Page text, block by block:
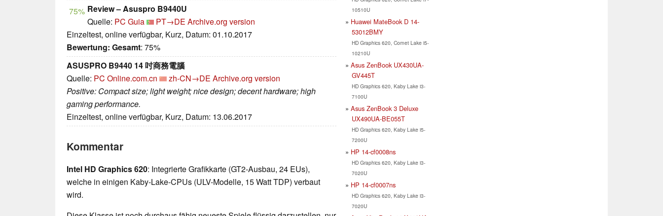
75% Review – Asuspro B9440U
Quelle: PC Guia PT→DE Archive.org version
Einzeltest, online verfügbar, Kurz, Datum: 01.10.2017
Bewertung: Gesamt: 75%
ASUSPRO B9440 14 吋商務電腦
Quelle: PC Online.com.cn zh-CN→DE Archive.org version
Positive: Compact size; light weight; nice design; decent hardware; high
gaming performance.
Einzeltest, online verfügbar, Kurz, Datum: 13.06.2017
Kommentar
Intel HD Graphics 620: Integrierte Grafikkarte (GT2-Ausbau, 24 EUs),
welche in einigen Kaby-Lake-CPUs (ULV-Modelle, 15 Watt TDP) verbaut
wird.
10510U
Huawei MateBook D 14-
53012BMY
HD Graphics 620, Comet Lake i5-
10210U
Asus ZenBook UX430UA-
GV445T
HD Graphics 620, Kaby Lake i3-
7100U
Asus ZenBook 3 Deluxe
UX490UA-BE055T
HD Graphics 620, Kaby Lake i5-
7200U
HP 14-cf0008ns
HD Graphics 620, Kaby Lake i3-
7020U
HP 14-cf0007ns
HD Graphics 620, Kaby Lake i3-
7020U